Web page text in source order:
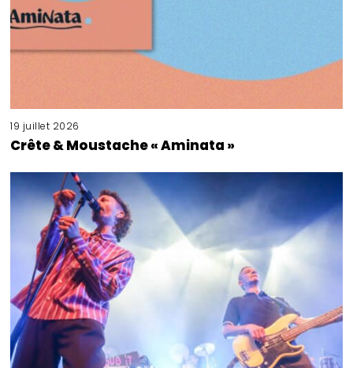
19 juillet 2026
Crête & Moustache « Aminata »